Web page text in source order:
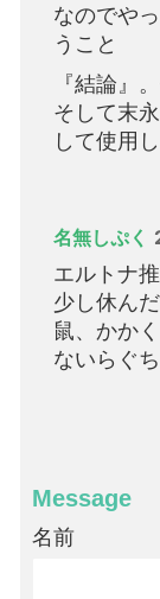
なのでや
うこと
『結論』
そして末
して使用
名無しぷく
エルトナ
少し休ん
鼠、かか
ないらぐ
Message
名前